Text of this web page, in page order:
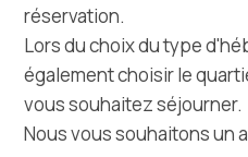
Destination
Que faire
Infos
réservation.
Lors du choix du type
également choisir le
vous souhaitez séjourner.
Nous vous souhaitons un